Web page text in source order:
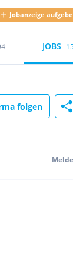
Jobanzeige
JOBS
folgen